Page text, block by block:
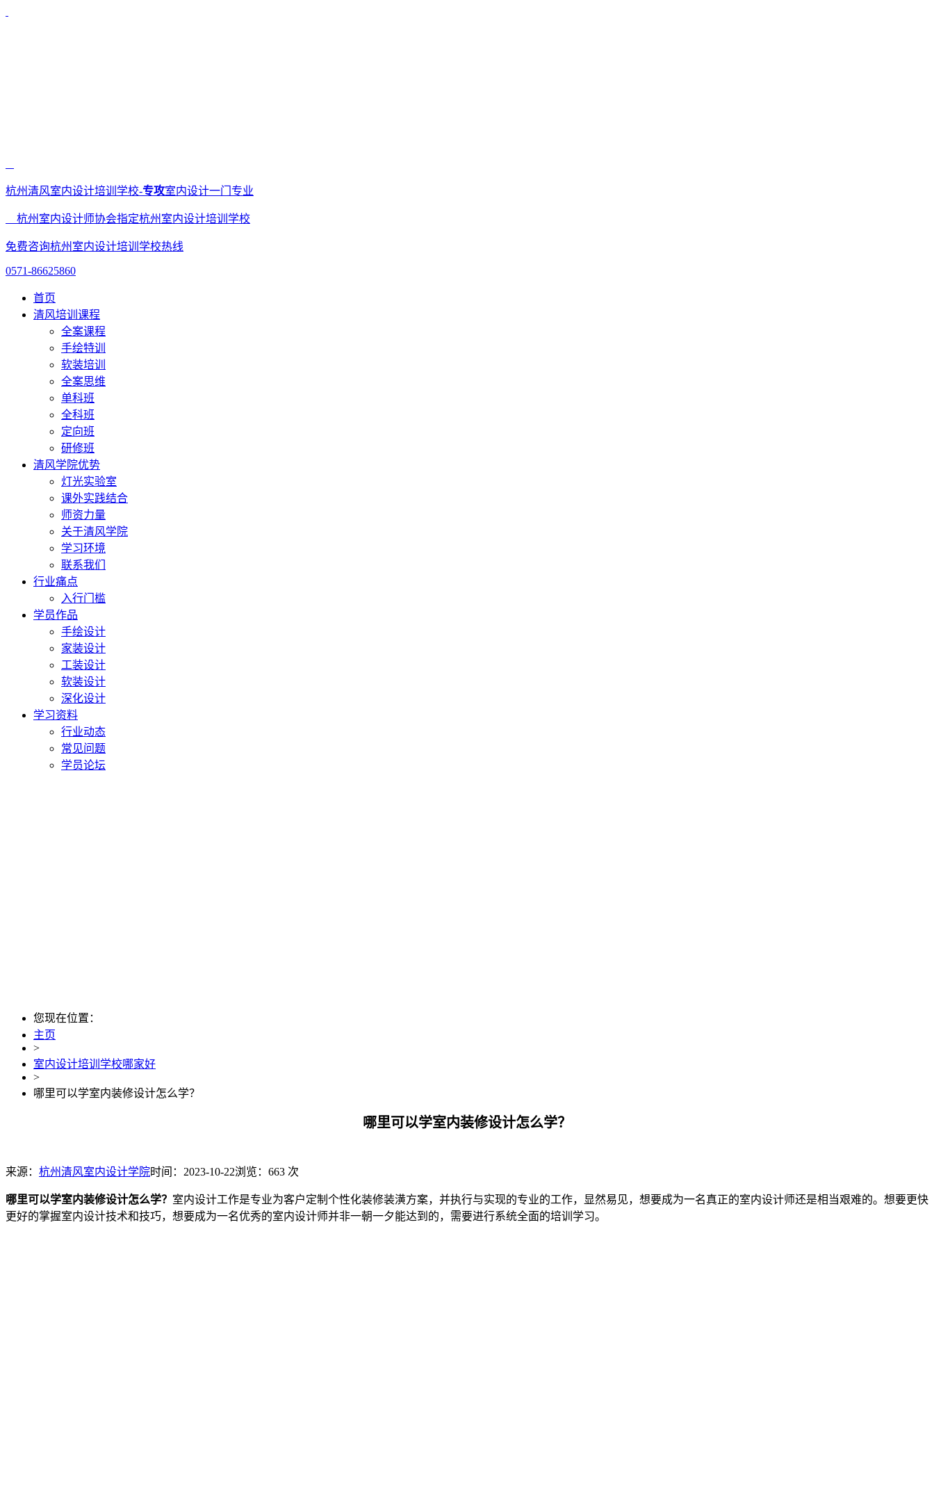
杭州清风室内设计培训学校-专攻室内设计一门专业
杭州室内设计师协会指定杭州室内设计培训学校
免费咨询杭州室内设计培训学校热线
0571-86625860
首页
清风培训课程
全案课程
手绘特训
软装培训
全案思维
单科班
全科班
定向班
研修班
清风学院优势
灯光实验室
课外实践结合
师资力量
关于清风学院
学习环境
联系我们
行业痛点
入行门槛
学员作品
手绘设计
家装设计
工装设计
软装设计
深化设计
学习资料
行业动态
常见问题
学员论坛
您现在位置：
主页
>
室内设计培训学校哪家好
>
哪里可以学室内装修设计怎么学？
哪里可以学室内装修设计怎么学？
来源： 杭州清风室内设计学院时间：2023-10-22浏览：663 次
哪里可以学室内装修设计怎么学？ 室内设计工作是专业为客户定制个性化装修装潢方案，并执行与实现的专业的工作，显然易见，想要成为一名真正的室内设计师还是相当艰难的。想要更快
更好的掌握室内设计技术和技巧，想要成为一名优秀的室内设计师并非一朝一夕能达到的，需要进行系统全面的培训学习。